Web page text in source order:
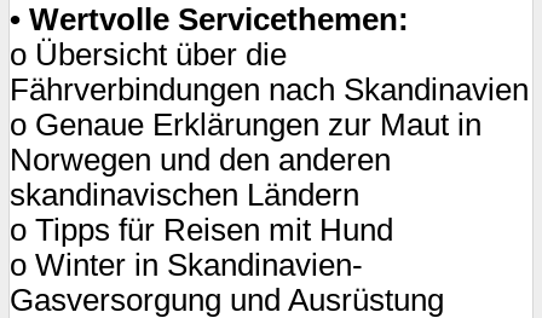
• Wertvolle Servicethemen:
o Übersicht über die
Fährverbindungen nach Skandinavien
o Genaue Erklärungen zur Maut in
Norwegen und den anderen
skandinavischen Ländern
o Tipps für Reisen mit Hund
o Winter in Skandinavien-
Gasversorgung und Ausrüstung